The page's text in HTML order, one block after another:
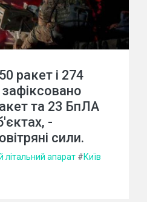
ракет і 274
та 23 БпЛА
-
сили.
літальний апарат #Київ